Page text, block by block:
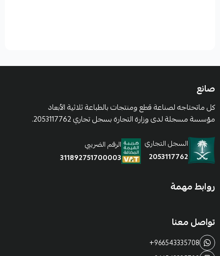
صانع
كل ماتحتاجه لصناعة قطع ومنتجات بالطباعة ثلاثية الأبعاد
مؤسسة مسجلة لدى وزارة التجارة بسجل تجاري 2053117762.
السجل التجاري
2053117762
الرقم الضريبي
311892751700003
روابط مهمة
تواصل معنا
+966543335708